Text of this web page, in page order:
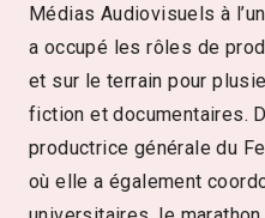
Médias Audiovisuels à
a occupé les rôles de
et sur le terrain pour
fiction et documentaires.
productrice générale du
où elle a également